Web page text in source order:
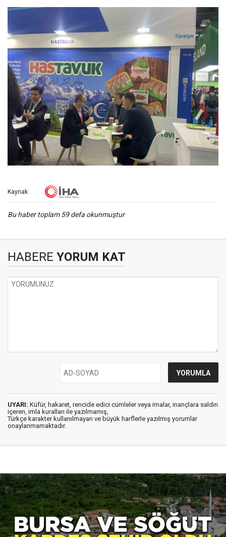
Kaynak:
Bu haber toplam 59 defa okunmuştur
HABERE YORUM KAT
UYARI: Küfür, hakaret, rencide edici cümleler veya imalar, inançlara saldırı
içeren, imla kuralları ile yazılmamış,
Türkçe karakter kullanılmayan ve büyük harflerle yazılmış yorumlar
onaylanmamaktadır.